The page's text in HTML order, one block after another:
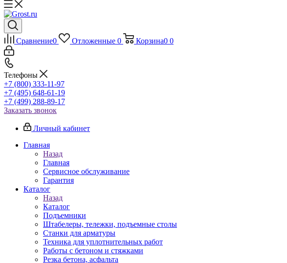
Сравнение0 Отложенные 0 Корзина0 0
Телефоны
+7 (800) 333-11-97
+7 (495) 648-61-19
+7 (499) 288-89-17
Заказать звонок
Личный кабинет
Главная
Назад
Главная
Сервисное обслуживание
Гарантия
Каталог
Назад
Каталог
Подъемники
Штабелеры, тележки, подъемные столы
Станки для арматуры
Техника для уплотнительных работ
Работы с бетоном и стяжками
Резка бетона, асфальта